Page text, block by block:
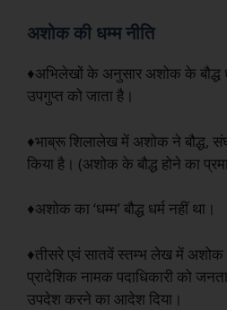
अशोक की धम्म नीति
♦अभिलेखों के अनुसार अशोक के बौद्ध
उपगुप्त को जाता है।
♦भाब्रू शिलालेख में अशोक ने बौद्ध,
किया है। (अशोक के बौद्ध होने का
♦अशोक का ‘धम्म’ बौद्ध धर्म नहीं था।
♦तीसरे एवं सातवें स्तम्भ लेख में
प्रादेशिक नामक पदाधिकारी को
उपदेश करने का आदेश दिया।